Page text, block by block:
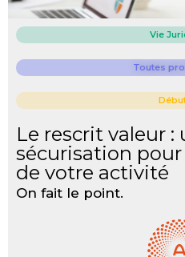
Vie
Toutes
Le rescrit valeur
sécurisation
de votre activité
On fait le point.